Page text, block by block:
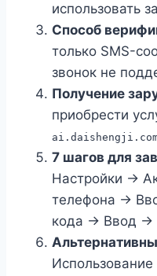
использовать
Способ
только SMS-
звонок не
Получение
приобрести
7 шагов для
Настройки →
телефона →
кода → Ввод →